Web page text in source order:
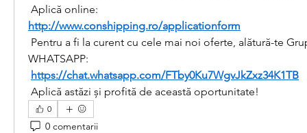
Aplică online:
http://www.conshipping.ro/applicationform
Pentru a fi la curent cu cele mai noi oferte, alătură-te
WHATSAPP:
https://chat.whatsapp.com/FTby0Ku7WgvJkZxz34K1TB
Aplică astăzi și profită de această oportunitate!
0
0 comentarii